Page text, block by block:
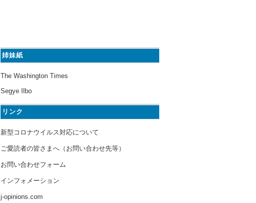
姉妹紙
The Washington Times
Segye Ilbo
リンク
新型コロナウイルス対応について
ご愛読者の皆さまへ（お問い合わせ先等）
お問い合わせフォーム
インフォメーション
j-opinions.com